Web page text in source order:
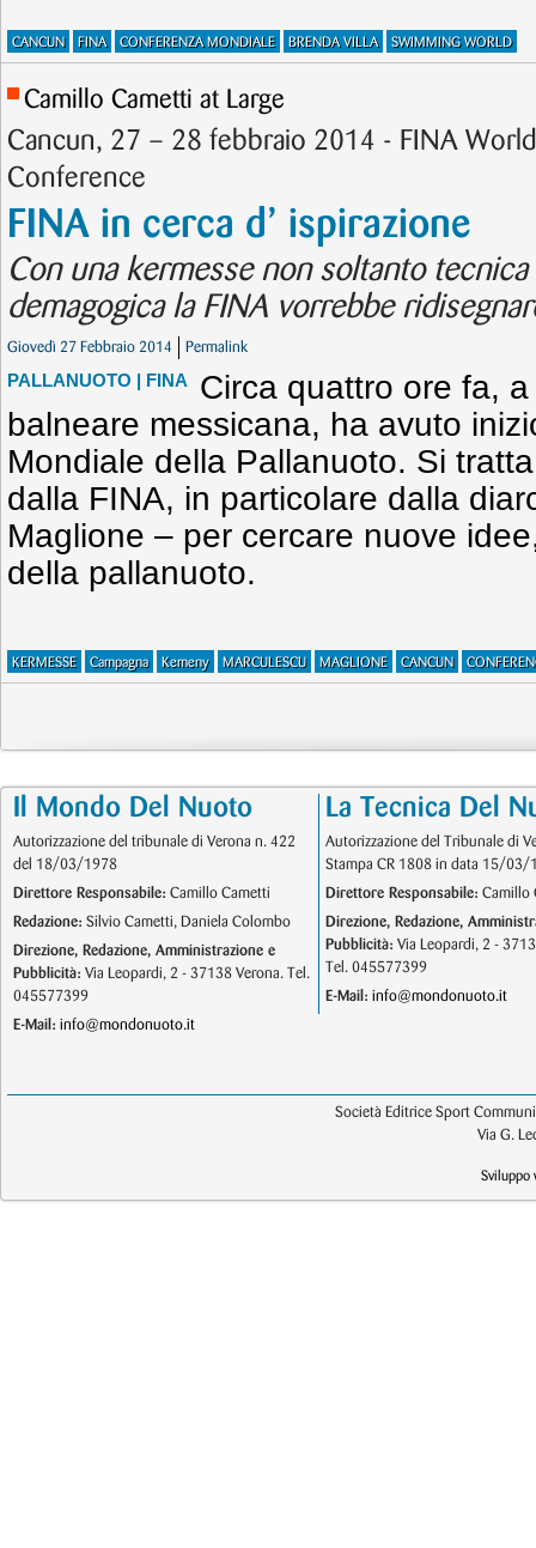
CANCUN FINA CONFERENZA MONDIALE BRENDA VILLA SWIMMING WORLD
Camillo Cametti at Large
Cancun, 27 – 28 febbraio 2014 - FINA
Conference
FINA in cerca d’ ispirazione
Con una kermesse non soltanto
demagogica la FINA vorrebbe
Giovedì 27 Febbraio 2014 Permalink
PALLANUOTO | FINA
Circa quattro ore fa,
balneare messicana, ha avuto
Mondiale della Pallanuoto. Si
dalla FINA, in particolare dalla
Maglione – per cercare nuove
della pallanuoto.
KERMESSE Campagna Kemeny MARCULESCU MAGLIONE CANCUN
Il Mondo Del Nuoto
Autorizzazione del tribunale di Verona n. 422
del 18/03/1978
Direttore Responsabile: Camillo Cametti
Redazione: Silvio Cametti, Daniela Colombo
Direzione, Redazione, Amministrazione e
Pubblicità: Via Leopardi, 2 - 37138 Verona. Tel.
045577399
E-Mail: info@mondonuoto.it
La Tecnica Del
Autorizzazione del Tribunale di
Stampa CR 1808 in data 15/03/
Direttore Responsabile: Camillo
Direzione, Redazione,
Pubblicità: Via Leopardi, 2 -
Tel. 045577399
E-Mail: info@mondonuoto.it
Società Editrice Sport
Via G.
Sviluppo